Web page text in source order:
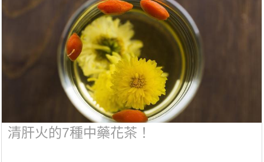
清肝火的7種中藥花茶！